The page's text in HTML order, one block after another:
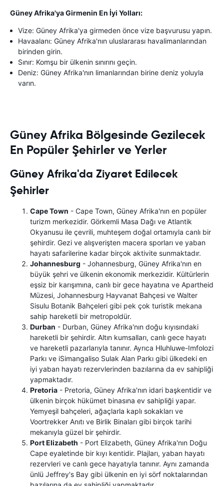
Güney Afrika'ya Girmenin En İyi Yolları:
Vize: Güney Afrika'ya girmeden önce vize başvurusu yapın.
Havaalanı: Güney Afrika'nın uluslararası havalimanlarından
birinden girin.
Sınır: Komşu bir ülkenin sınırını geçin.
Deniz: Güney Afrika'nın limanlarından birine deniz yoluyla
varın.
Güney Afrika Bölgesinde Gezilecek
En Popüler Şehirler ve Yerler
Güney Afrika'da Ziyaret Edilecek
Şehirler
Cape Town - Cape Town, Güney Afrika'nın en popüler
turizm merkezidir. Görkemli Masa Dağı ve Atlantik
Okyanusu ile çevrili, muhteşem doğal ortamıyla canlı bir
şehirdir. Gezi ve alışverişten macera sporları ve yaban
hayatı safarilerine kadar birçok aktivite sunmaktadır.
Johannesburg - Johannesburg, Güney Afrika'nın en
büyük şehri ve ülkenin ekonomik merkezidir. Kültürlerin
eşsiz bir karışımına, canlı bir gece hayatına ve Apartheid
Müzesi, Johannesburg Hayvanat Bahçesi ve Walter
Sisulu Botanik Bahçeleri gibi pek çok turistik mekana
sahip hareketli bir metropoldür.
Durban - Durban, Güney Afrika'nın doğu kıyısındaki
hareketli bir şehirdir. Altın kumsalları, canlı gece hayatı
ve hareketli pazarlarıyla tanınır. Ayrıca Hluhluwe-Imfolozi
Parkı ve iSimangaliso Sulak Alan Parkı gibi ülkedeki en
iyi yaban hayatı rezervlerinden bazılarına da ev sahipliği
yapmaktadır.
Pretoria - Pretoria, Güney Afrika'nın idari başkentidir ve
ülkenin birçok hükümet binasına ev sahipliği yapar.
Yemyeşil bahçeleri, ağaçlarla kaplı sokakları ve
Voortrekker Anıtı ve Birlik Binaları gibi birçok tarihi
mekanıyla güzel bir şehirdir.
Port Elizabeth - Port Elizabeth, Güney Afrika'nın Doğu
Cape eyaletinde bir kıyı kentidir. Plajları, yaban hayatı
rezervleri ve canlı gece hayatıyla tanınır. Aynı zamanda
ünlü Jeffrey's Bay gibi ülkenin en iyi sörf noktalarından